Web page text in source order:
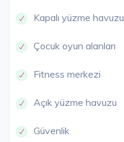
Kapalı yüzme havuzu
Çocuk oyun alanları
Fitness merkezi
Açık yüzme havuzu
Güvenlik